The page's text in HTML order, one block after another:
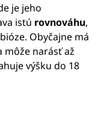
je jeho
istú rovnováhu,
Obyčajne má
môže narásť až
výšku do 18